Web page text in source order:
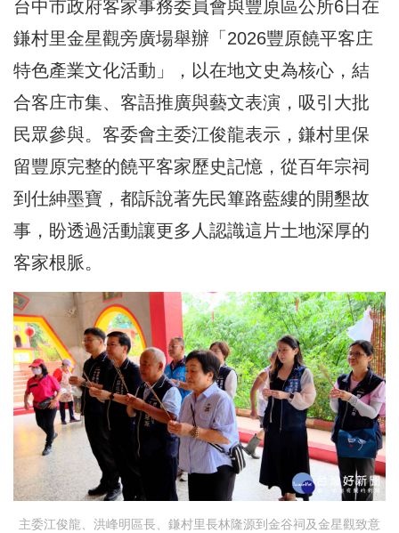
台中市政府客家事務委員會與豐原區公所6日在
鎌村里金星觀旁廣場舉辦「2026豐原饒平客庄
特色產業文化活動」，以在地文史為核心，結
合客庄市集、客語推廣與藝文表演，吸引大批
民眾參與。客委會主委江俊龍表示，鎌村里保
留豐原完整的饒平客家歷史記憶，從百年宗祠
到仕紳墨寶，都訴說著先民篳路藍縷的開墾故
事，盼透過活動讓更多人認識這片土地深厚的
客家根脈。
主委江俊龍、洪峰明區長、鎌村里長林隆源到金谷祠及金星觀致意